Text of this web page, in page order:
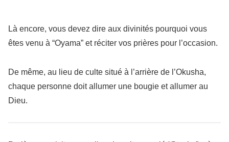
Là encore, vous devez dire aux divinités pourquoi vous
êtes venu à “Oyama” et réciter vos prières pour l’occasion.
De même, au lieu de culte situé à l’arrière de l’Okusha,
chaque personne doit allumer une bougie et allumer au
Dieu.